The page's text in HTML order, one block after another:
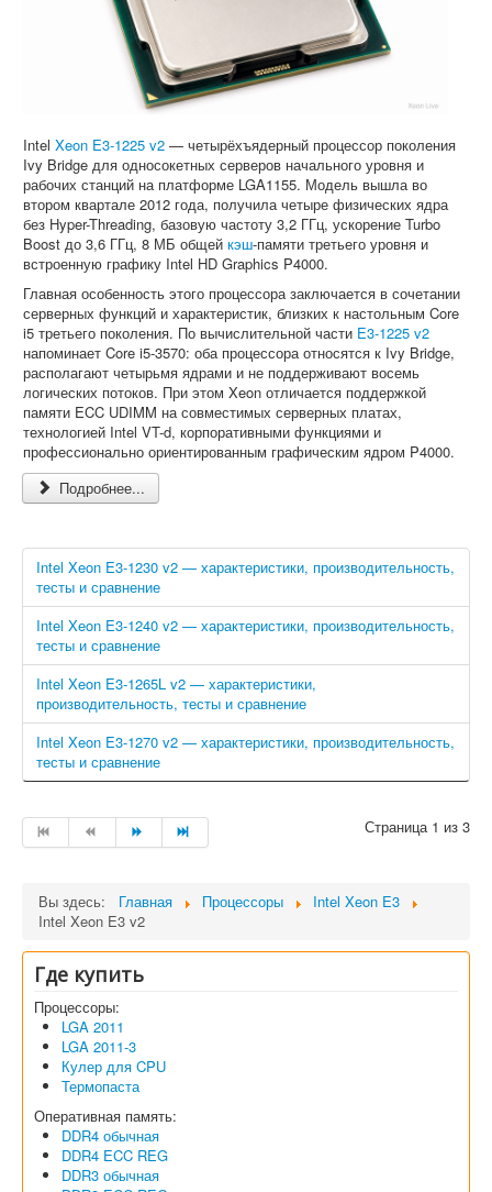
Intel Xeon E3-1225 v2 — четырёхъядерный процессор поколения
Ivy Bridge для односокетных серверов начального уровня и
рабочих станций на платформе LGA1155. Модель вышла во
втором квартале 2012 года, получила четыре физических ядра
без Hyper-Threading, базовую частоту 3,2 ГГц, ускорение Turbo
Boost до 3,6 ГГц, 8 МБ общей кэш-памяти третьего уровня и
встроенную графику Intel HD Graphics P4000.
Главная особенность этого процессора заключается в сочетании
серверных функций и характеристик, близких к настольным Core
i5 третьего поколения. По вычислительной части E3-1225 v2
напоминает Core i5-3570: оба процессора относятся к Ivy Bridge,
располагают четырьмя ядрами и не поддерживают восемь
логических потоков. При этом Xeon отличается поддержкой
памяти ECC UDIMM на совместимых серверных платах,
технологией Intel VT-d, корпоративными функциями и
профессионально ориентированным графическим ядром P4000.
Подробнее...
Intel Xeon E3-1230 v2 — характеристики, производительность,
тесты и сравнение
Intel Xeon E3-1240 v2 — характеристики, производительность,
тесты и сравнение
Intel Xeon E3-1265L v2 — характеристики,
производительность, тесты и сравнение
Intel Xeon E3-1270 v2 — характеристики, производительность,
тесты и сравнение
Страница 1 из 3
Вы здесь: Главная Процессоры
Intel Xeon E3
Intel Xeon E3 v2
Где купить
Процессоры:
LGA 2011
LGA 2011-3
Кулер для CPU
Термопаста
Оперативная память:
DDR4 обычная
DDR4 ECC REG
DDR3 обычная